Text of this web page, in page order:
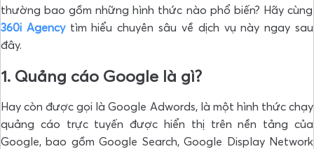
thường bao gồm những hình thức nào phổ biến? Hãy cùng
360i Agencytìm hiểu chuyên sâu về dịch vụ này ngay sau
đây.
1. Quảng cáo Google là gì?
Hay còn được gọi là Google Adwords, là một hình thức chạy
quảng cáo trực tuyến được hiển thị trên nền tảng của
Google, bao gồm Google Search, Google Display Network